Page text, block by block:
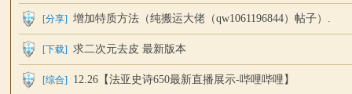
[分享] 增加特质方法（纯搬运大佬（qw1061196844）帖子）.
[下载] 求二次元去皮 最新版本
[综合] 12.26【法亚史诗650最新直播展示-哔哩哔哩】